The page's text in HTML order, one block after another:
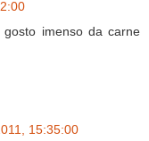
imenso da carne
15:35:00